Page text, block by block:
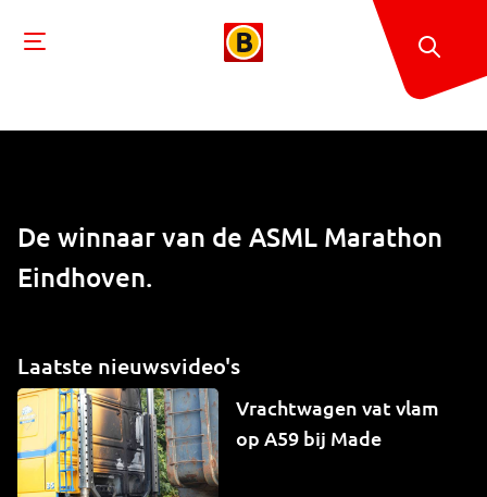
De winnaar van de ASML Marathon
Eindhoven.
Laatste nieuwsvideo's
Vrachtwagen vat vlam
op A59 bij Made